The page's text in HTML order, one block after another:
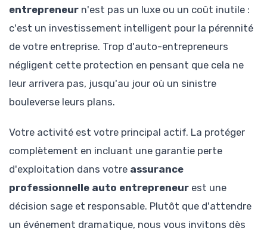
entrepreneur n'est pas un luxe ou un coût inutile :
c'est un investissement intelligent pour la pérennité
de votre entreprise. Trop d'auto-entrepreneurs
négligent cette protection en pensant que cela ne
leur arrivera pas, jusqu'au jour où un sinistre
bouleverse leurs plans.
Votre activité est votre principal actif. La protéger
complètement en incluant une garantie perte
d'exploitation dans votre assurance
professionnelle auto entrepreneur est une
décision sage et responsable. Plutôt que d'attendre
un événement dramatique, nous vous invitons dès